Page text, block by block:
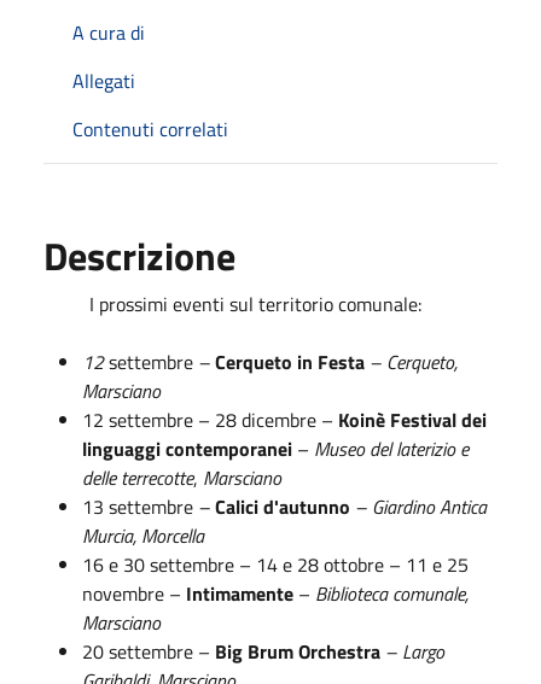
A cura di
Allegati
Contenuti correlati
Descrizione
I prossimi eventi sul territorio comunale:
12settembre –Cerqueto in Festa – Cerqueto,
Marsciano
12 settembre – 28 dicembre – Koinè Festival dei
linguaggi contemporanei – Museo del laterizio e
delle terrecotte, Marsciano
13 settembre –Calici d'autunno – Giardino Antica
Murcia, Morcella
16 e 30 settembre – 14 e 28 ottobre – 11 e 25
novembre – Intimamente – Biblioteca comunale,
Marsciano
20 settembre – Big Brum Orchestra – Largo